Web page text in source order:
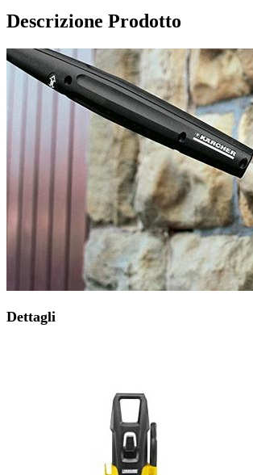
Descrizione Prodotto
Dettagli